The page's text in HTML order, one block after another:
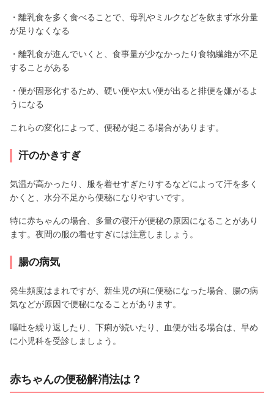
・離乳食を多く食べることで、母乳やミルクなどを飲まず水分量
が足りなくなる
・離乳食が進んでいくと、食事量が少なかったり食物繊維が不足
することがある
・便が固形化するため、硬い便や太い便が出ると排便を嫌がるよ
うになる
これらの変化によって、便秘が起こる場合があります。
汗のかきすぎ
気温が高かったり、服を着せすぎたりするなどによって汗を多く
かくと、水分不足から便秘になりやすいです。
特に赤ちゃんの場合、多量の寝汗が便秘の原因になることがあり
ます。夜間の服の着せすぎには注意しましょう。
腸の病気
発生頻度はまれですが、新生児の頃に便秘になった場合、腸の病
気などが原因で便秘になることがあります。
嘔吐を繰り返したり、下痢が続いたり、血便が出る場合は、早め
に小児科を受診しましょう。
赤ちゃんの便秘解消法は？